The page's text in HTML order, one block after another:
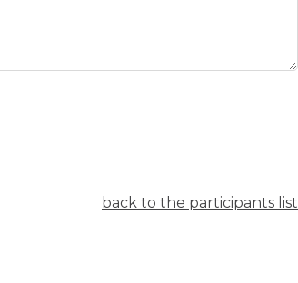
back to the participants list